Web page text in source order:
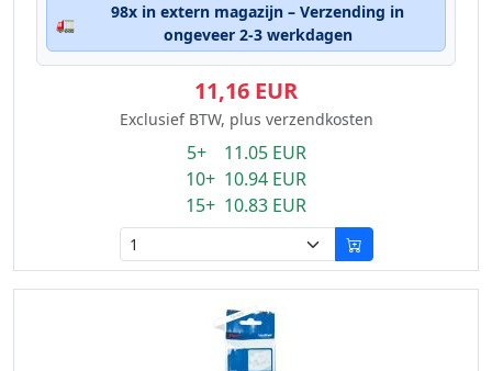
🚛
98x in extern magazijn – Verzending in
ongeveer 2-3 werkdagen
11,16 EUR
Exclusief BTW, plus verzendkosten
5+ 11.05 EUR
10+ 10.94 EUR
15+ 10.83 EUR